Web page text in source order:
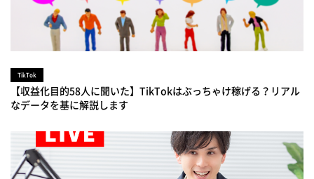
TikTok
【収益化目的58人に聞いた】TikTokはぶっちゃけ稼げる？リアル
なデータを基に解説します